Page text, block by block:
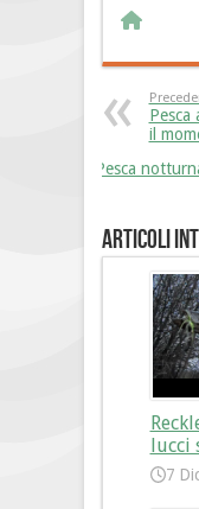
Pesca
il
Pesca
Articoli
lucci
7